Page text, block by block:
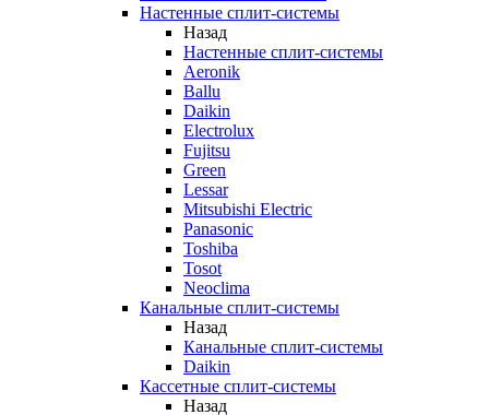
Настенные сплит-системы
Назад
Настенные сплит-системы
Aeronik
Ballu
Daikin
Electrolux
Fujitsu
Green
Lessar
Mitsubishi Electric
Panasonic
Toshiba
Tosot
Neoclima
Канальные сплит-системы
Назад
Канальные сплит-системы
Daikin
Кассетные сплит-системы
Назад